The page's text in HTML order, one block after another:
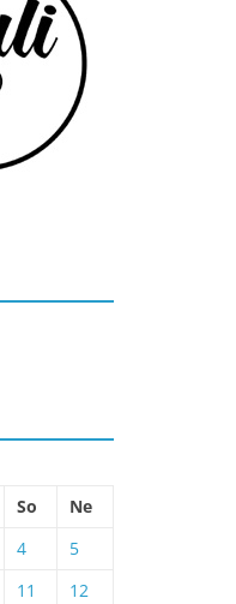
So
Ne
4
5
11
12